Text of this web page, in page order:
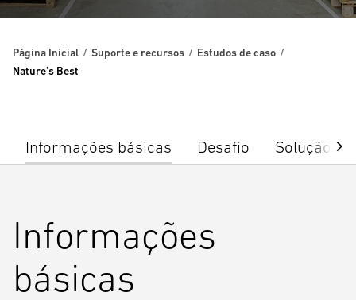
Página Inicial Suporte e recursos
Estudos de caso
Nature's Best
Informações básicas Desafio Solução
Informações
básicas